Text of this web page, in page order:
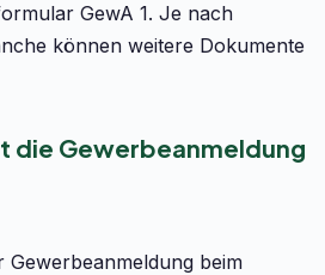
GewA 1. Je nach
können weitere Dokumente
die Gewerbeanmeldung
Gewerbeanmeldung beim